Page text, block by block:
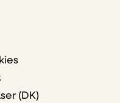
(DK)